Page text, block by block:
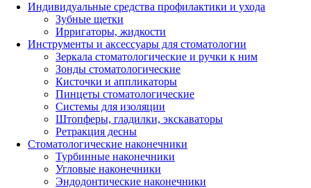
Индивидуальные средства профилактики и ухода
Зубные щетки
Ирригаторы, жидкости
Инструменты и аксессуары для стоматологии
Зеркала стоматологические и ручки к ним
Зонды стоматологические
Кисточки и аппликаторы
Пинцеты стоматологические
Системы для изоляции
Штопферы, гладилки, экскаваторы
Ретракция десны
Стоматологические наконечники
Турбинные наконечники
Угловые наконечники
Эндодонтические наконечники